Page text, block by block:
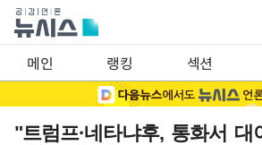
메인 랭킹 섹션
"트럼프·네타냐후, 통화서 대